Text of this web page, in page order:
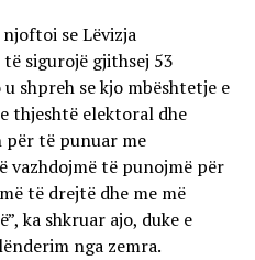
se Lëvizja
sigurojë gjithsej 53
shpreh se kjo mbështetje e
thjeshtë elektoral dhe
për të punuar me
vazhdojmë të punojmë për
të drejtë dhe me më
ka shkruar ajo, duke e
nga zemra.